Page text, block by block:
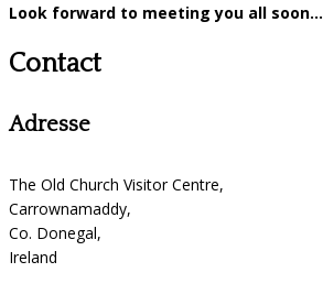
Look forward to meeting you all soon...
Contact
Adresse
The Old Church Visitor Centre,
Carrownamaddy,
Co. Donegal,
Ireland